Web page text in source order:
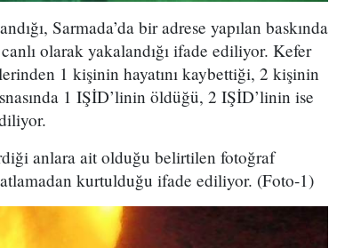
Sarmada’da bir adrese yapılan baskında
olarak yakalandığı ifade ediliyor. Kefer
1 kişinin hayatını kaybettiği, 2 kişinin
1 IŞİD’linin öldüğü, 2 IŞİD’linin ise
anlara ait olduğu belirtilen fotoğraf
kurtulduğu ifade ediliyor. (Foto-1)